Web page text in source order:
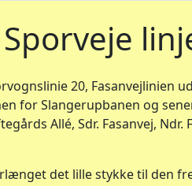
20, Fasanvejlinien
for Slangerupbanen og
Allé, Sdr. Fasanvej,
det lille stykke til den